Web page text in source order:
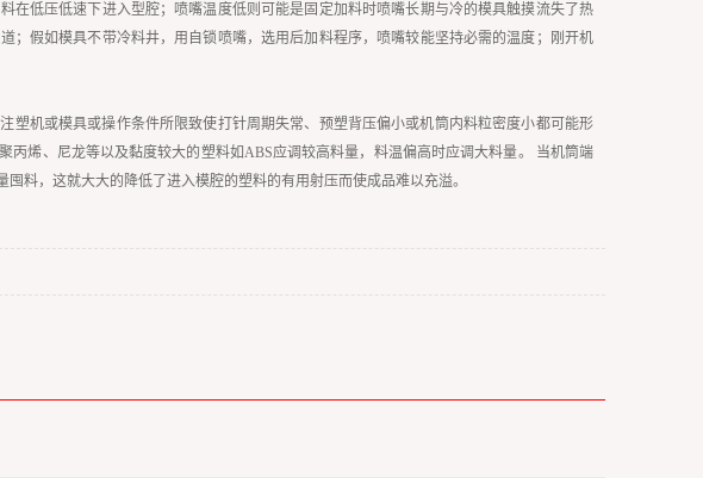
在低压低速下进入型腔；喷嘴温度低则可能是固定加料时喷嘴长期与冷的模具触摸流失了热
；假如模具不带冷料井，用自锁喷嘴，选用后加料程序，喷嘴较能坚持必需的温度；刚开机
塑机或模具或操作条件所限致使打针周期失常、预塑背压偏小或机筒内料粒密度小都可能形
烯、尼龙等以及黏度较大的塑料如ABS应调较高料量，料温偏高时应调大料量。 当机筒端
料，这就大大的降低了进入模腔的塑料的有用射压而使成品难以充溢。